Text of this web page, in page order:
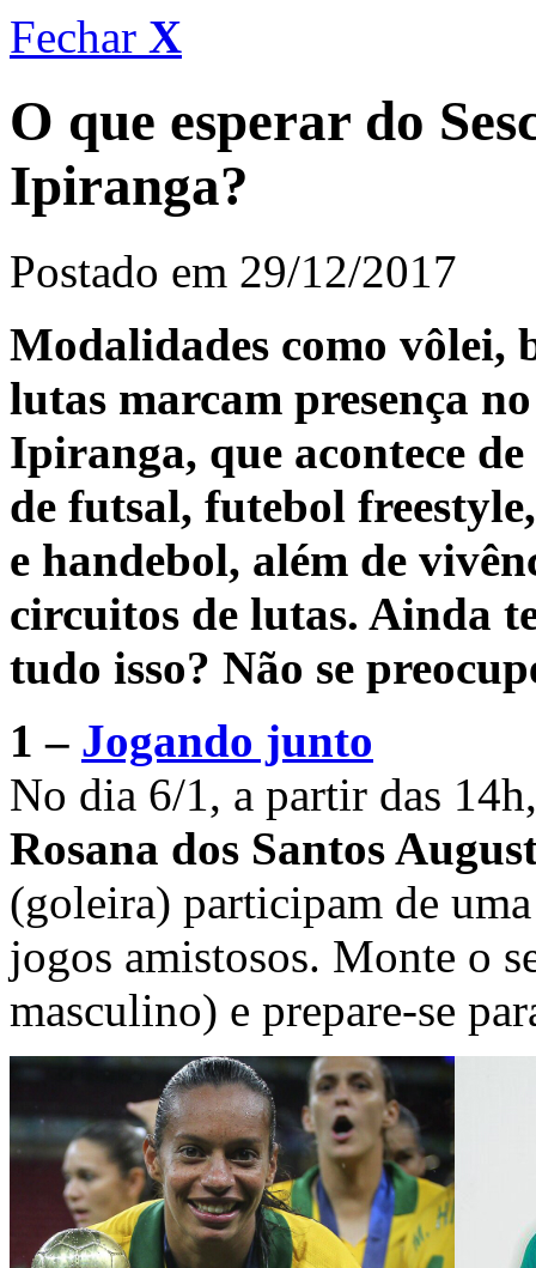
Fechar X
O que esperar do
Ipiranga?
Postado em 29/12/2017
Modalidades como vôlei,
lutas marcam presença
Ipiranga, que acontece
de futsal, futebol
e handebol, além de
circuitos de lutas. Ainda
tudo isso? Não se
1 – Jogando junto
No dia 6/1, a partir das
Rosana dos Santos
(goleira) participam de
jogos amistosos. Monte o
masculino) e prepare-se